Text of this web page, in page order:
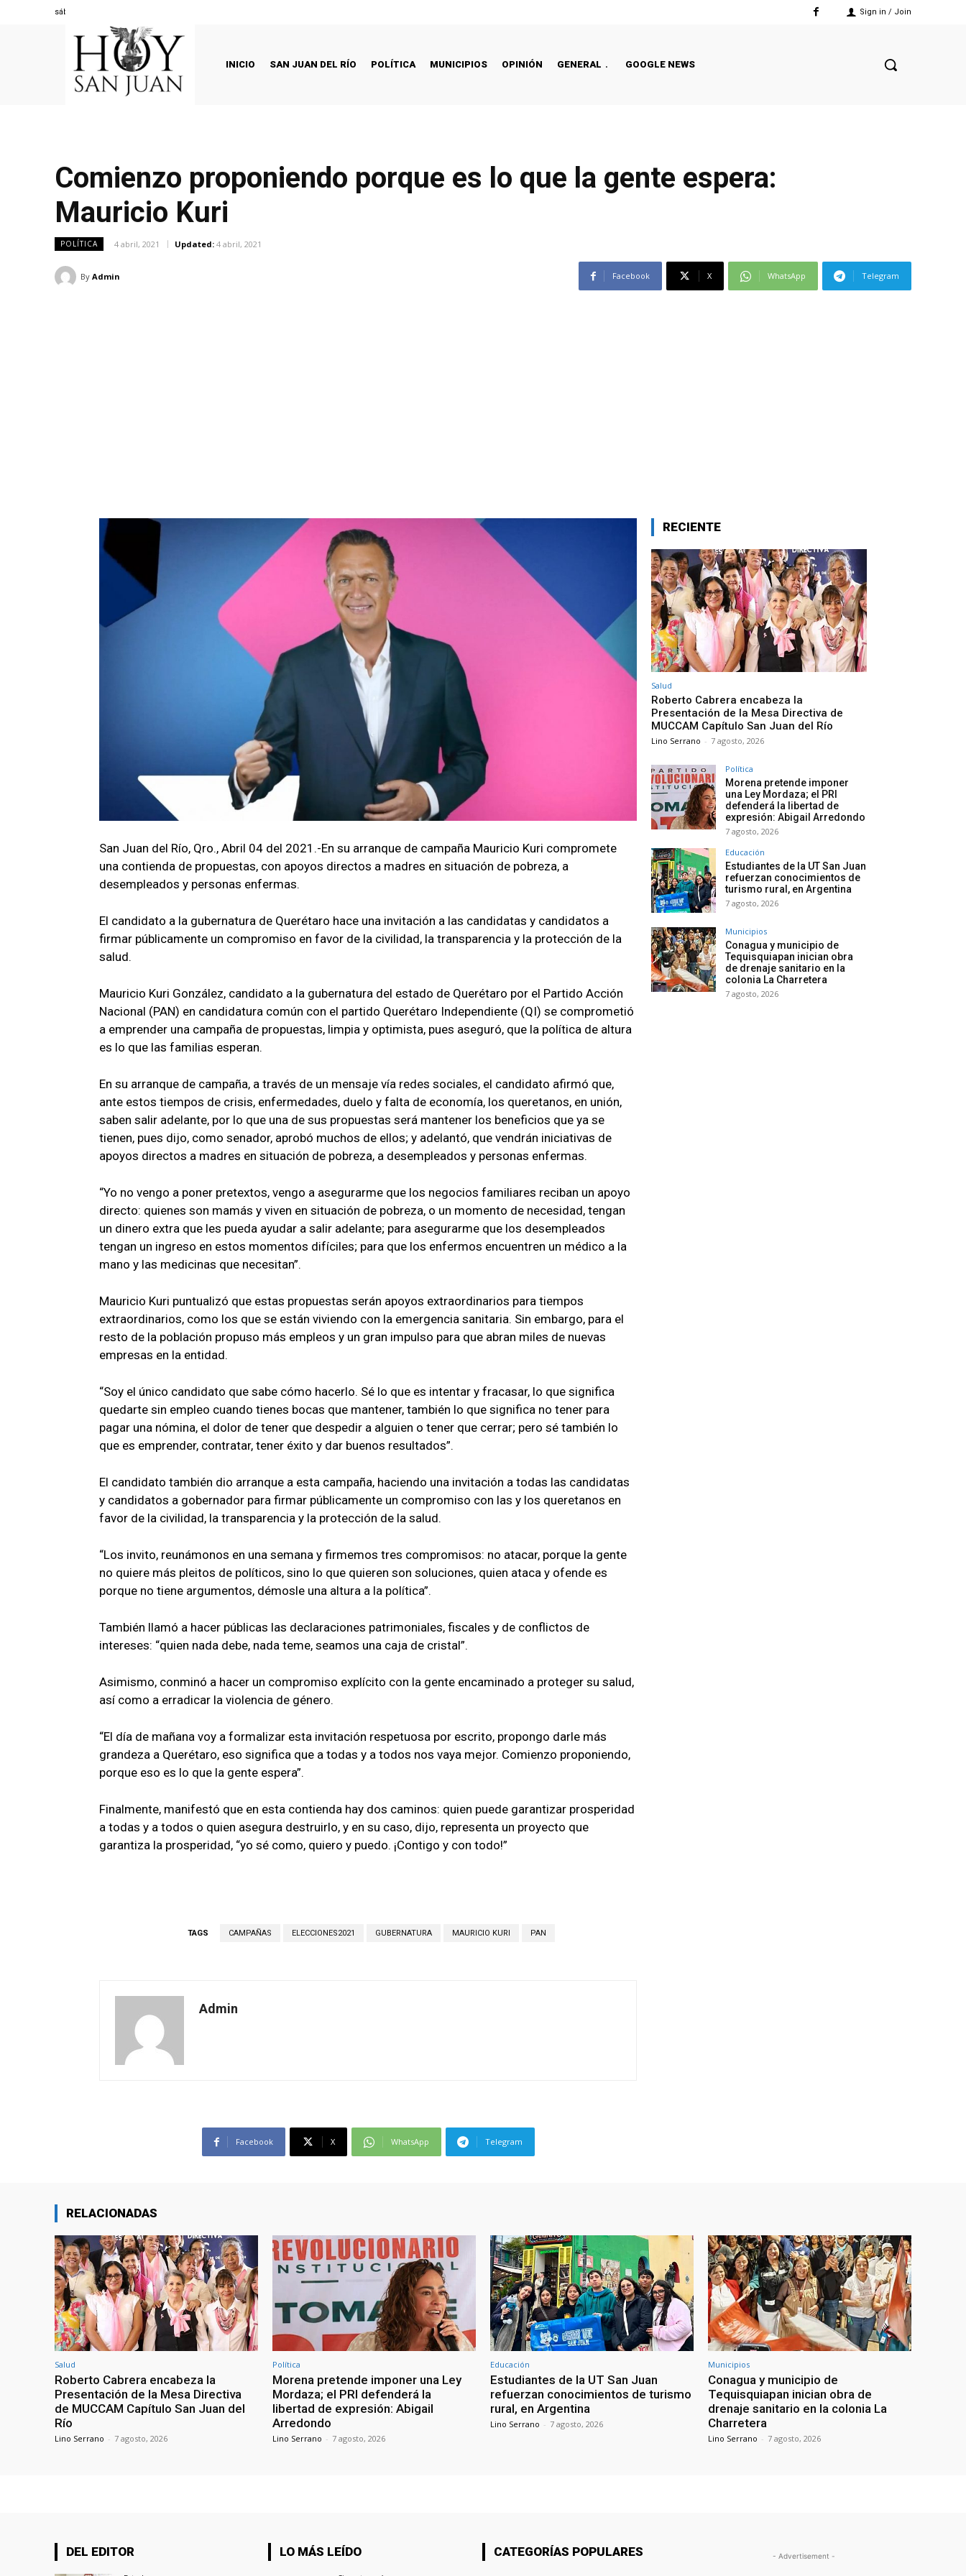
sábado, agosto 8, 2026 Sign in / Join
INICIO SAN JUAN DEL RÍO POLÍTICA MUNICIPIOS OPINIÓN GENERAL GOOGLE NEWS
Comienzo proponiendo porque es lo que la gente espera:
Mauricio Kuri
POLÍTICA 4 abril, 2021 Updated: 4 abril, 2021
By Admin Facebook X WhatsApp Telegram
San Juan del Río, Qro., Abril 04 del 2021.-En su arranque de campaña Mauricio Kuri compromete
una contienda de propuestas, con apoyos directos a madres en situación de pobreza, a
desempleados y personas enfermas.
El candidato a la gubernatura de Querétaro hace una invitación a las candidatas y candidatos a
firmar públicamente un compromiso en favor de la civilidad, la transparencia y la protección de la
salud.
Mauricio Kuri González, candidato a la gubernatura del estado de Querétaro por el Partido Acción
Nacional (PAN) en candidatura común con el partido Querétaro Independiente (QI) se comprometió
a emprender una campaña de propuestas, limpia y optimista, pues aseguró, que la política de altura
es lo que las familias esperan.
En su arranque de campaña, a través de un mensaje vía redes sociales, el candidato afirmó que,
ante estos tiempos de crisis, enfermedades, duelo y falta de economía, los queretanos, en unión,
saben salir adelante, por lo que una de sus propuestas será mantener los beneficios que ya se
tienen, pues dijo, como senador, aprobó muchos de ellos; y adelantó, que vendrán iniciativas de
apoyos directos a madres en situación de pobreza, a desempleados y personas enfermas.
“Yo no vengo a poner pretextos, vengo a asegurarme que los negocios familiares reciban un apoyo
directo: quienes son mamás y viven en situación de pobreza, o un momento de necesidad, tengan
un dinero extra que les pueda ayudar a salir adelante; para asegurarme que los desempleados
tengan un ingreso en estos momentos difíciles; para que los enfermos encuentren un médico a la
mano y las medicinas que necesitan”.
Mauricio Kuri puntualizó que estas propuestas serán apoyos extraordinarios para tiempos
extraordinarios, como los que se están viviendo con la emergencia sanitaria. Sin embargo, para el
resto de la población propuso más empleos y un gran impulso para que abran miles de nuevas
empresas en la entidad.
“Soy el único candidato que sabe cómo hacerlo. Sé lo que es intentar y fracasar, lo que significa
quedarte sin empleo cuando tienes bocas que mantener, también lo que significa no tener para
pagar una nómina, el dolor de tener que despedir a alguien o tener que cerrar; pero sé también lo
que es emprender, contratar, tener éxito y dar buenos resultados”.
El candidato también dio arranque a esta campaña, haciendo una invitación a todas las candidatas
y candidatos a gobernador para firmar públicamente un compromiso con las y los queretanos en
favor de la civilidad, la transparencia y la protección de la salud.
“Los invito, reunámonos en una semana y firmemos tres compromisos: no atacar, porque la gente
no quiere más pleitos de políticos, sino lo que quieren son soluciones, quien ataca y ofende es
porque no tiene argumentos, démosle una altura a la política”.
También llamó a hacer públicas las declaraciones patrimoniales, fiscales y de conflictos de
intereses: “quien nada debe, nada teme, seamos una caja de cristal”.
Asimismo, conminó a hacer un compromiso explícito con la gente encaminado a proteger su salud,
así como a erradicar la violencia de género.
“El día de mañana voy a formalizar esta invitación respetuosa por escrito, propongo darle más
grandeza a Querétaro, eso significa que a todas y a todos nos vaya mejor. Comienzo proponiendo,
porque eso es lo que la gente espera”.
Finalmente, manifestó que en esta contienda hay dos caminos: quien puede garantizar prosperidad
a todas y a todos o quien asegura destruirlo, y en su caso, dijo, representa un proyecto que
garantiza la prosperidad, “yo sé como, quiero y puedo. ¡Contigo y con todo!”
TAGS CAMPAÑAS ELECCIONES2021 GUBERNATURA MAURICIO KURI PAN
Admin
Facebook X WhatsApp Telegram
RECIENTE
Salud
Roberto Cabrera encabeza la
Presentación de la Mesa Directiva de
MUCCAM Capítulo San Juan del Río
Lino Serrano - 7 agosto, 2026
Política
Morena pretende imponer
una Ley Mordaza; el PRI
defenderá la libertad de
expresión: Abigail Arredondo
7 agosto, 2026
Educación
Estudiantes de la UT San Juan
refuerzan conocimientos de
turismo rural, en Argentina
7 agosto, 2026
Municipios
Conagua y municipio de
Tequisquiapan inician obra
de drenaje sanitario en la
colonia La Charretera
7 agosto, 2026
RELACIONADAS
Salud
Roberto Cabrera encabeza la
Presentación de la Mesa Directiva
de MUCCAM Capítulo San Juan del
Río
Lino Serrano - 7 agosto, 2026
Política
Morena pretende imponer una Ley
Mordaza; el PRI defenderá la
libertad de expresión: Abigail
Arredondo
Lino Serrano - 7 agosto, 2026
Educación
Estudiantes de la UT San Juan
refuerzan conocimientos de turismo
rural, en Argentina
Lino Serrano - 7 agosto, 2026
Municipios
Conagua y municipio de
Tequisquiapan inician obra de
drenaje sanitario en la colonia La
Charretera
Lino Serrano - 7 agosto, 2026
DEL EDITOR LO MÁS LEÍDO CATEGORÍAS POPULARES - Advertisement -